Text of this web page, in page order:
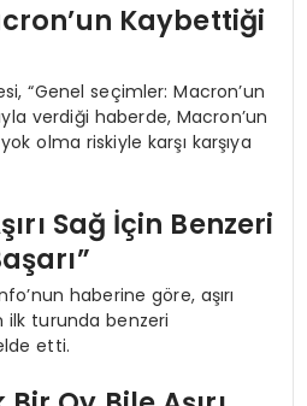
Kaybettiği
“Genel seçimler: Macron’un
verdiği haberde, Macron’un
olma riskiyle karşı karşıya
Sağ İçin Benzeri
haberine göre, aşırı
ilk turunda benzeri
etti.